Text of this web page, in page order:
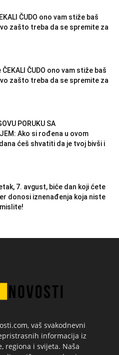
ČUDO ono vam stiže baš
zašto treba da se spremite za
ČUDO ono vam stiže baš
zašto treba da se spremite za
PORUKU SA
Ako si rođena u ovom
ćeš shvatiti da je tvoj bivši i
7. avgust, biće dan koji ćete
donosi iznenađenja koja niste
vaš svakodnevni
informacija iz
regiona i svijeta. Naša